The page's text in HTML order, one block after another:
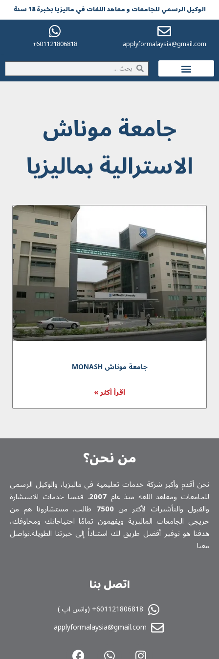
الوکیل الرسمي للجامعات و معاهد اللغات في مالیزیا بخبرة 18 سنة
applyformalaysia@gmail.com
601121806818+
جامعة موناش
الاسترالية بماليزيا
جامعة موناش MONASH
اقرأ أكثر »
من نحن؟
نحن أقدم وأكبر شركة خدمات تعلیمیة في ماليزيا، والوكيل الرسمي
للجامعات ومعاهد اللغة منذ عام 2007. قدمنا خدمات الاستشارة
والقبول والتأشيرات لأكثر من7500 طالب. مستشارونا هم من
خريجي الجامعات الماليزية ويفهمون تمامًا احتياجاتك ومخاوفك،
هدفنا هو توفير أفضل طريق لك استناداً إلى خبرتنا الطويلة.تواصل
معنا
اتصل بنا
601121806818+ (واتس اپ )
applyformalaysia@gmail.com